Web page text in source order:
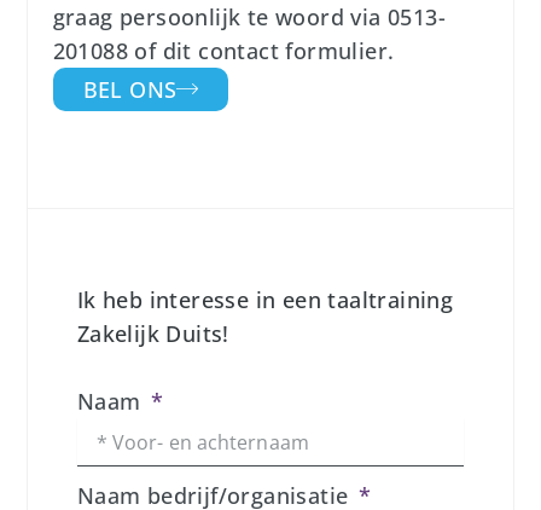
graag persoonlijk te woord via 0513-
201088 of dit contact formulier.
BEL ONS
Ik heb interesse in een taaltraining
Zakelijk Duits!
Naam
Naam bedrijf/organisatie